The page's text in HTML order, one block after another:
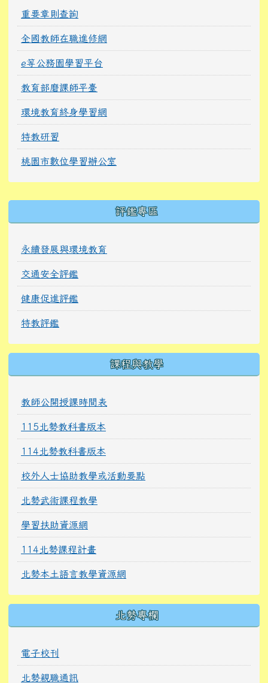
重要章則查詢
全國教師在職進修網
e等公務園學習平台
教育部磨課師平臺
環境教育終身學習網
特教研習
桃園市數位學習辦公室
評鑑專區
永續發展與環境教育
交通安全評鑑
健康促進評鑑
特教評鑑
課程與教學
教師公開授課時間表
115北勢教科書版本
114北勢教科書版本
校外人士協助教學或活動要點
北勢武術課程教學
學習扶助資源網
114北勢課程計畫
北勢本土語言教學資源網
北勢專欄
電子校刊
北勢親職通訊